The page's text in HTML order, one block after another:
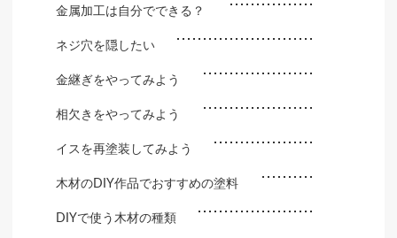
金属加工は自分でできる？
ネジ穴を隠したい
金継ぎをやってみよう
相欠きをやってみよう
イスを再塗装してみよう
木材のDIY作品でおすすめの塗料
DIYで使う木材の種類